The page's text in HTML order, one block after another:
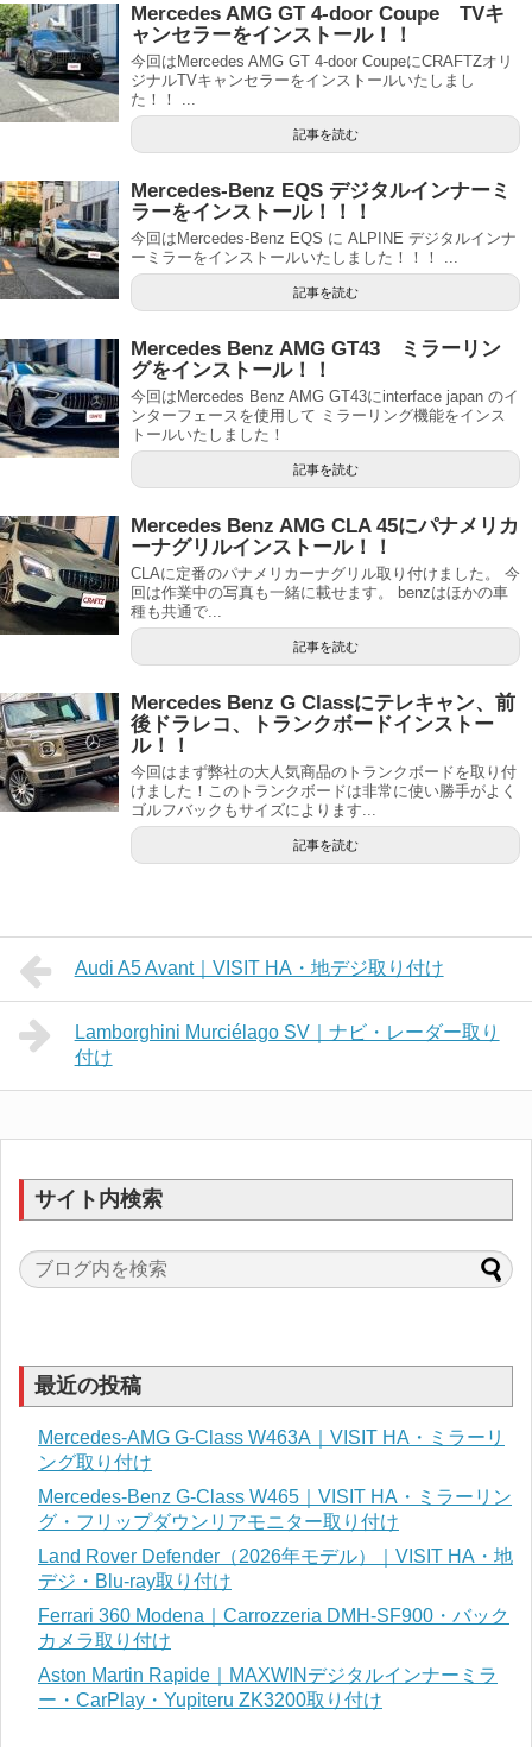
Mercedes AMG GT 4-door Coupe TVキ
ャンセラーをインストール！！
今回はMercedes AMG GT 4-door CoupeにCRAFTZオリ
ジナルTVキャンセラーをインストールいたしまし
た！！ ...
記事を読む
Mercedes-Benz EQS デジタルインナーミ
ラーをインストール！！！
今回はMercedes-Benz EQS に ALPINE デジタルインナ
ーミラーをインストールいたしました！！！ ...
記事を読む
Mercedes Benz AMG GT43 ミラーリン
グをインストール！！
今回はMercedes Benz AMG GT43にinterface japan のイ
ンターフェースを使用して ミラーリング機能をインス
トールいたしました！
記事を読む
Mercedes Benz AMG CLA 45にパナメリカ
ーナグリルインストール！！
CLAに定番のパナメリカーナグリル取り付けました。 今
回は作業中の写真も一緒に載せます。 benzはほかの車
種も共通で...
記事を読む
Mercedes Benz G Classにテレキャン、前
後ドラレコ、トランクボードインストー
ル！！
今回はまず弊社の大人気商品のトランクボードを取り付
けました！このトランクボードは非常に使い勝手がよく
ゴルフバックもサイズによります...
記事を読む
Audi A5 Avant｜VISIT HA・地デジ取り付け
Lamborghini Murciélago SV｜ナビ・レーダー取り
付け
サイト内検索
最近の投稿
Mercedes-AMG G-Class W463A｜VISIT HA・ミラーリ
ング取り付け
Mercedes-Benz G-Class W465｜VISIT HA・ミラーリン
グ・フリップダウンリアモニター取り付け
Land Rover Defender（2026年モデル）｜VISIT HA・地
デジ・Blu-ray取り付け
Ferrari 360 Modena｜Carrozzeria DMH-SF900・バック
カメラ取り付け
Aston Martin Rapide｜MAXWINデジタルインナーミラ
ー・CarPlay・Yupiteru ZK3200取り付け